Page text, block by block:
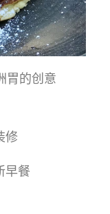
胃的创意
修
早餐